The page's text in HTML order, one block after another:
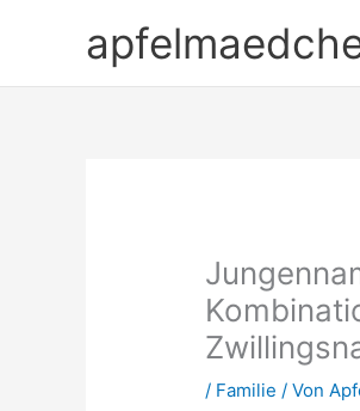
/ Familie / Von